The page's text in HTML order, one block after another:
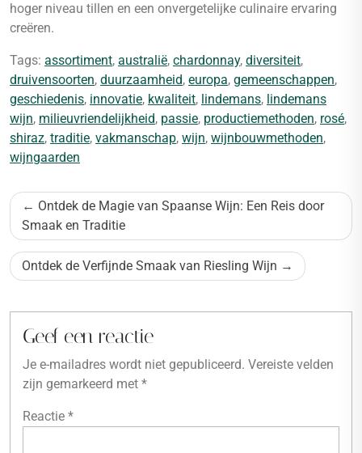
hoger niveau tillen en een onvergetelijke culinaire ervaring
creëren.
Tags: assortiment, australië, chardonnay, diversiteit,
druivensoorten, duurzaamheid, europa, gemeenschappen,
geschiedenis, innovatie, kwaliteit, lindemans, lindemans
wijn, milieuvriendelijkheid, passie, productiemethoden, rosé,
shiraz, traditie, vakmanschap, wijn, wijnbouwmethoden,
wijngaarden
Bericht
navigatie
Ontdek de Magie van Spaanse Wijn: Een Reis door
Smaak en Traditie
Ontdek de Verfijnde Smaak van Riesling Wijn
Geef een reactie
Je e-mailadres wordt niet gepubliceerd. Vereiste velden
zijn gemarkeerd met *
Reactie *